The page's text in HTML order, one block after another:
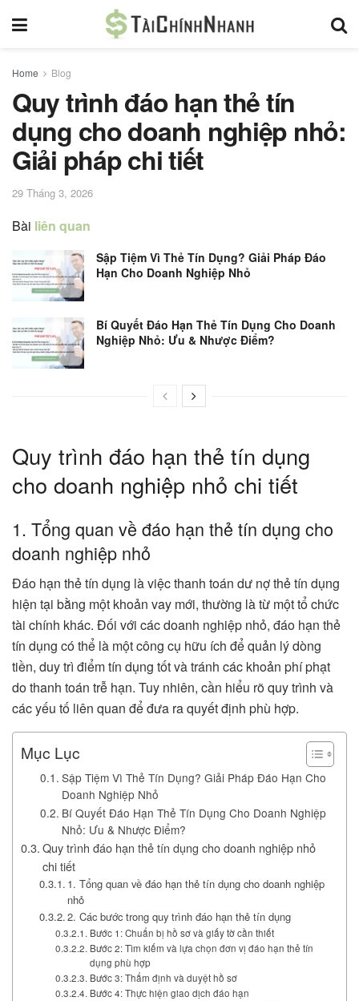
Home Blog
Quy trình đáo hạn thẻ tín
dụng cho doanh nghiệp nhỏ:
Giải pháp chi tiết
29 Tháng 3, 2026
Bài liên quan
Sập Tiệm Vì Thẻ Tín Dụng? Giải Pháp Đáo
Hạn Cho Doanh Nghiệp Nhỏ
Bí Quyết Đáo Hạn Thẻ Tín Dụng Cho Doanh
Nghiệp Nhỏ: Ưu & Nhược Điểm?
Quy trình đáo hạn thẻ tín dụng
cho doanh nghiệp nhỏ chi tiết
1. Tổng quan về đáo hạn thẻ tín dụng cho
doanh nghiệp nhỏ
Đáo hạn thẻ tín dụng là việc thanh toán dư nợ thẻ tín dụng
hiện tại bằng một khoản vay mới, thường là từ một tổ chức
tài chính khác. Đối với các doanh nghiệp nhỏ, đáo hạn thẻ
tín dụng có thể là một công cụ hữu ích để quản lý dòng
tiền, duy trì điểm tín dụng tốt và tránh các khoản phí phạt
do thanh toán trễ hạn. Tuy nhiên, cần hiểu rõ quy trình và
các yếu tố liên quan để đưa ra quyết định phù hợp.
Mục Lục
Sập Tiệm Vì Thẻ Tín Dụng? Giải Pháp Đáo Hạn Cho
Doanh Nghiệp Nhỏ
Bí Quyết Đáo Hạn Thẻ Tín Dụng Cho Doanh Nghiệp
Nhỏ: Ưu & Nhược Điểm?
Quy trình đáo hạn thẻ tín dụng cho doanh nghiệp nhỏ
chi tiết
1. Tổng quan về đáo hạn thẻ tín dụng cho doanh nghiệp
nhỏ
2. Các bước trong quy trình đáo hạn thẻ tín dụng
Bước 1: Chuẩn bị hồ sơ và giấy tờ cần thiết
Bước 2: Tìm kiếm và lựa chọn đơn vị đáo hạn thẻ tín
dụng phù hợp
Bước 3: Thẩm định và duyệt hồ sơ
Bước 4: Thực hiện giao dịch đáo hạn